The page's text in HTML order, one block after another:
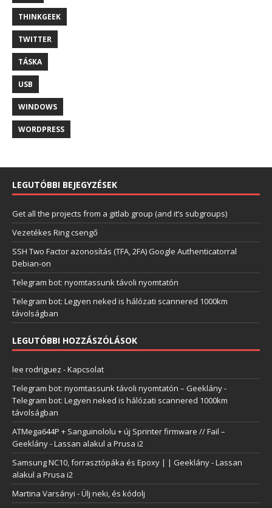
THINKGEEK
TWITTER
TÁSKA
USB
WINDOWS
WORDPRESS
LEGUTÓBBI BEJEGYZÉSEK
Get all the projects from a gitlab group (and it’s subgroups)
Vezetékes Ring csengő
SSH Two Factor azonosítás (TFA, 2FA) Google Authenticatorral
Debian-on
Telegram bot: nyomtassunk távoli nyomtatón
Telegram bot: Legyen neked is hálózati scannered 1000km
távolságban
LEGUTÓBBI HOZZÁSZÓLÁSOK
lee rodriguez -Kapcsolat
Telegram bot: nyomtassunk távoli nyomtatón – Geeklány-
Telegram bot: Legyen neked is hálózati scannered 1000km
távolságban
ATMega644P + Sanguinololu + új Sprinter firmware // Fail –
Geeklány-Lassan alakul a Prusa i2
Samsung NC10, forrasztópáka és Epoxy | | Geeklány-Lassan
alakul a Prusa i2
Martina Varsányi -Ülj neki, és kódolj